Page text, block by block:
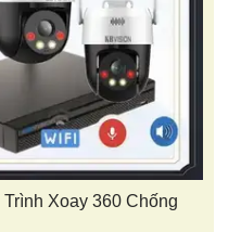
Xoay 360 Chống